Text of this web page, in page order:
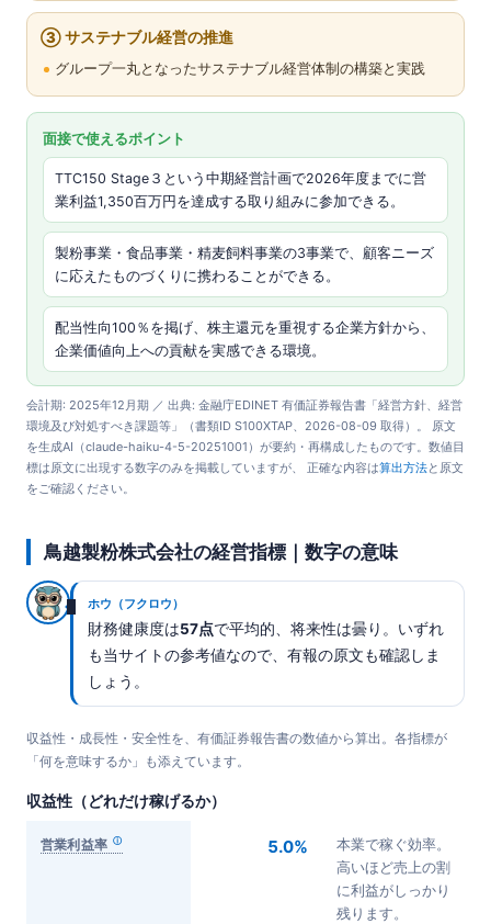
③ サステナブル経営の推進
グループ一丸となったサステナブル経営体制の構築と実践
面接で使えるポイント
TTC150 Stage３という中期経営計画で2026年度までに営
業利益1,350百万円を達成する取り組みに参加できる。
製粉事業・食品事業・精麦飼料事業の3事業で、顧客ニーズ
に応えたものづくりに携わることができる。
配当性向100％を掲げ、株主還元を重視する企業方針から、
企業価値向上への貢献を実感できる環境。
会計期: 2025年12月期 ／ 出典: 金融庁EDINET 有価証券報告書「経営方針、経営
環境及び対処すべき課題等」（書類ID S100XTAP、2026-08-09 取得）。 原文
を生成AI（claude-haiku-4-5-20251001）が要約・再構成したものです。数値目
標は原文に出現する数字のみを掲載していますが、 正確な内容は算出方法と原文
をご確認ください。
鳥越製粉株式会社の経営指標｜数字の意味
ホウ（フクロウ）
財務健康度は57点で平均的、将来性は曇り。いずれ
も当サイトの参考値なので、有報の原文も確認しま
しょう。
収益性・成長性・安全性を、有価証券報告書の数値から算出。各指標が
「何を意味するか」も添えています。
収益性（どれだけ稼げるか）
営業利益率 5.0%
本業で稼ぐ効率。
高いほど売上の割
に利益がしっかり
残ります。